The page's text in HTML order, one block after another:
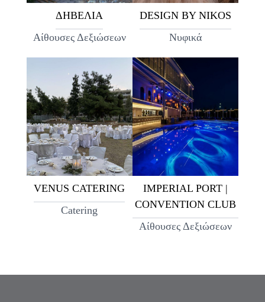
ΔΗΒΕΛΙΑ
Αίθουσες Δεξιώσεων
DESIGN BY NIKOS
Νυφικά
VENUS CATERING
Catering
IMPERIAL PORT |
CONVENTION CLUB
Αίθουσες Δεξιώσεων